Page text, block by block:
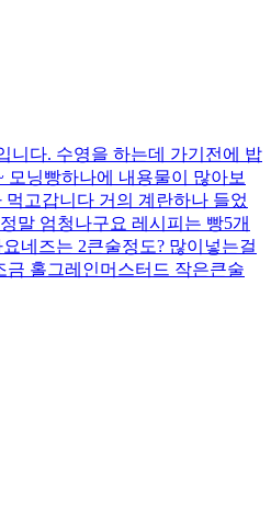
니다. 수영을 하는데 가기전에 밥
모닝빵하나에 내용물이 많아보
고갑니다 거의 계란하나 들었
말 엄청나구요 레시피는 빵5개
네즈는 2큰술정도? 많이넣는걸
홀그레인머스터드 작은큰술